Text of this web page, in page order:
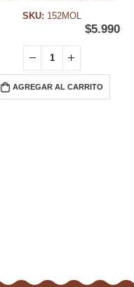
SKU: 152MOL
$5.990
AGREGAR AL CARRITO